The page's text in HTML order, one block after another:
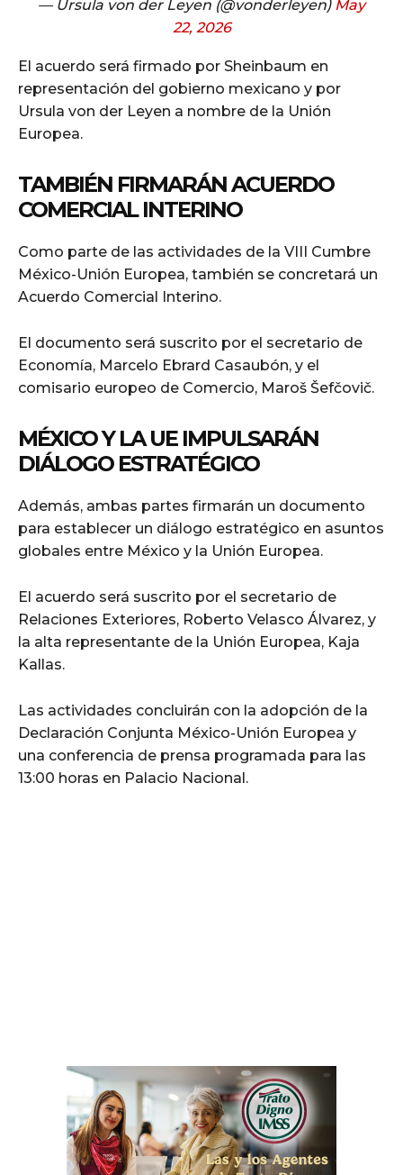
— Ursula von der Leyen (@vonderleyen) May
22, 2026
El acuerdo será firmado por Sheinbaum en
representación del gobierno mexicano y por
Ursula von der Leyen a nombre de la Unión
Europea.
TAMBIÉN FIRMARÁN ACUERDO
COMERCIAL INTERINO
Como parte de las actividades de la VIII Cumbre
México-Unión Europea, también se concretará un
Acuerdo Comercial Interino.
El documento será suscrito por el secretario de
Economía, Marcelo Ebrard Casaubón, y el
comisario europeo de Comercio, Maroš Šefčovič.
MÉXICO Y LA UE IMPULSARÁN
DIÁLOGO ESTRATÉGICO
Además, ambas partes firmarán un documento
para establecer un diálogo estratégico en asuntos
globales entre México y la Unión Europea.
El acuerdo será suscrito por el secretario de
Relaciones Exteriores, Roberto Velasco Álvarez, y
la alta representante de la Unión Europea, Kaja
Kallas.
Las actividades concluirán con la adopción de la
Declaración Conjunta México-Unión Europea y
una conferencia de prensa programada para las
13:00 horas en Palacio Nacional.